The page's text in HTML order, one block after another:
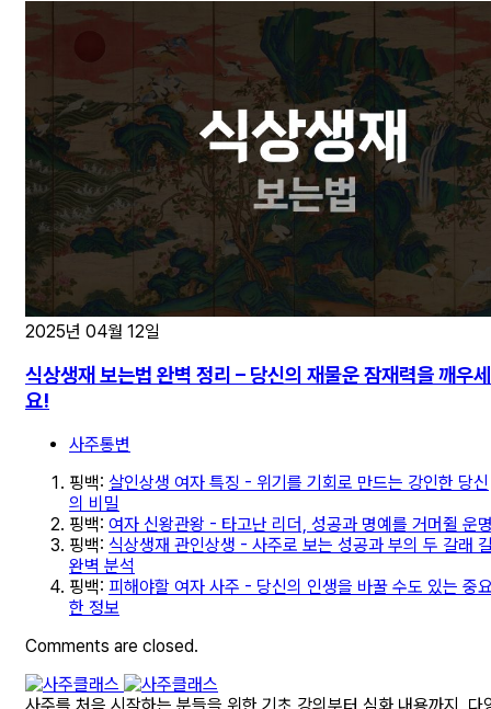
2025년 04월 12일
식상생재 보는법 완벽 정리 – 당신의 재물운 잠재력을 깨우세
요!
사주통변
핑백: 살인상생 여자 특징 - 위기를 기회로 만드는 강인한 당신
의 비밀
핑백: 여자 신왕관왕 - 타고난 리더, 성공과 명예를 거머쥘 운
핑백: 식상생재 관인상생 - 사주로 보는 성공과 부의 두 갈래
완벽 분석
핑백: 피해야할 여자 사주 - 당신의 인생을 바꿀 수도 있는 중
한 정보
Comments are closed.
사주를 처음 시작하는 분들을 위한 기초 강의부터 심화 내용까지, 다